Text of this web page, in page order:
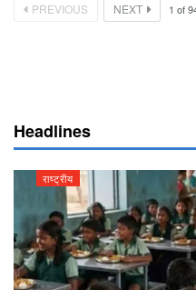
PREVIOUS NEXT 1 of
Headlines
राष्ट्रीय